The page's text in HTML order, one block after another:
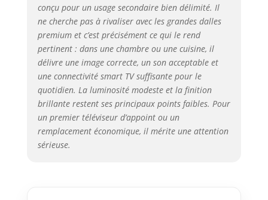
conçu pour un usage secondaire bien délimité. Il
ne cherche pas à rivaliser avec les grandes dalles
premium et c’est précisément ce qui le rend
pertinent : dans une chambre ou une cuisine, il
délivre une image correcte, un son acceptable et
une connectivité smart TV suffisante pour le
quotidien. La luminosité modeste et la finition
brillante restent ses principaux points faibles. Pour
un premier téléviseur d’appoint ou un
remplacement économique, il mérite une attention
sérieuse.